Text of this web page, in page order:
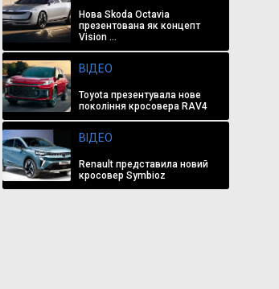
Нова Skoda Octavia
презентована як концепт
Vision ...
ВІДЕО
Toyota презентувала нове
покоління кросовера RAV4
ВІДЕО
Renault представила новий
кросовер Symbioz